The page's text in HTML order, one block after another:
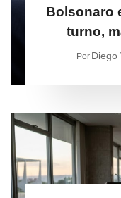
Bolsonaro
turno,
Por Diego